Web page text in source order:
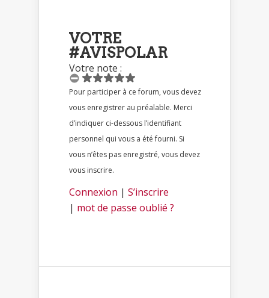
VOTRE
#AVISPOLAR
Votre note :
Pour participer à ce forum, vous devez
vous enregistrer au préalable. Merci
d’indiquer ci-dessous l’identifiant
personnel qui vous a été fourni. Si
vous n’êtes pas enregistré, vous devez
vous inscrire.
Connexion | S’inscrire
| mot de passe oublié ?